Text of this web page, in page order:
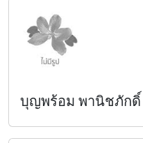
บุญพร้อม พานิชภักดิ์